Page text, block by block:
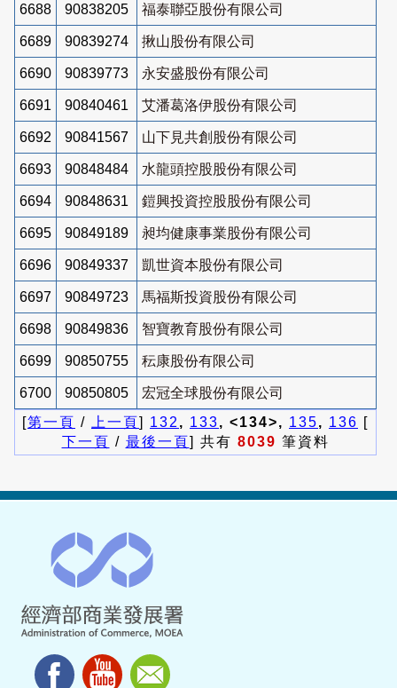
6688 90838205 福泰聯亞股份有限公司
6689 90839274 揪山股份有限公司
6690 90839773 永安盛股份有限公司
6691 90840461 艾潘葛洛伊股份有限公司
6692 90841567 山下見共創股份有限公司
6693 90848484 水龍頭控股股份有限公司
6694 90848631 鎧興投資控股股份有限公司
6695 90849189 昶均健康事業股份有限公司
6696 90849337 凱世資本股份有限公司
6697 90849723 馬福斯投資股份有限公司
6698 90849836 智寶教育股份有限公司
6699 90850755 秐康股份有限公司
6700 90850805
宏冠全球股份有限公司
[第一頁 / 上一頁] 132 , 133, <134>, 135, 136 [
下一頁 / 最後一頁] 共有 8039 筆資料